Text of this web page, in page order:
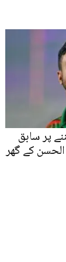
پر سابق
کے گھر